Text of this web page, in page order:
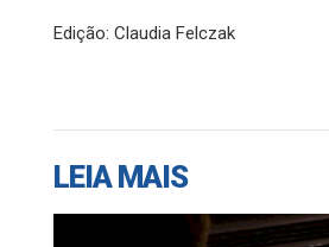
Edição: Claudia Felczak
LEIA MAIS